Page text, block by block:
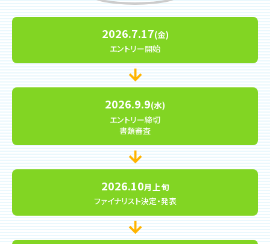
2026.7.17(金)
エントリー開始
2026.9.9(水)
エントリー締切
書類審査
2026.10月上旬
ファイナリスト決定・発表